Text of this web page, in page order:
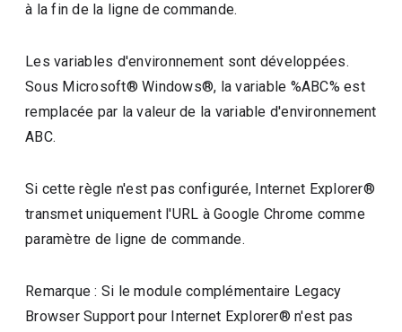
à la fin de la ligne de commande.
Les variables d'environnement sont développées.
Sous Microsoft® Windows®, la variable %ABC% est
remplacée par la valeur de la variable d'environnement
ABC.
Si cette règle n'est pas configurée, Internet Explorer®
transmet uniquement l'URL à Google Chrome comme
paramètre de ligne de commande.
Remarque : Si le module complémentaire Legacy
Browser Support pour Internet Explorer® n'est pas